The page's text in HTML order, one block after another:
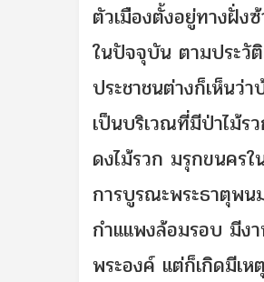
ตัวเมืองตั้งอยู่ทางฝั่ง
ในปัจจุบัน ตามประวั
ประชาชนต่างก็เห็นว่
เป็นบริเวณที่มีป่าไม้ร
ดงไม้รวก มรุกขนคร
การบูรณะพระธาตุพ
กำแแพงล้อมรอบ มีง
พระองค์ แต่ก็เกิดมีเ